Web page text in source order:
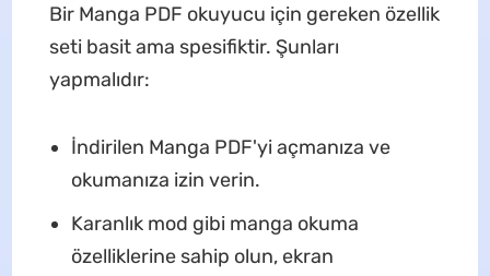
Bir Manga PDF okuyucu için gereken özellik
seti basit ama spesifiktir. Şunları
yapmalıdır:
İndirilen Manga PDF'yi açmanıza ve
okumanıza izin verin.
Karanlık mod gibi manga okuma
özelliklerine sahip olun, ekran